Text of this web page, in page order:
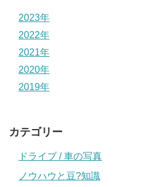
2023年
2022年
2021年
2020年
2019年
カテゴリー
ドライブ / 車の写真
ノウハウと豆?知識